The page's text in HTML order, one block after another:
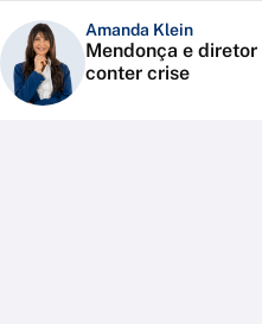
Amanda Klein
Mendonça e diretor
conter crise